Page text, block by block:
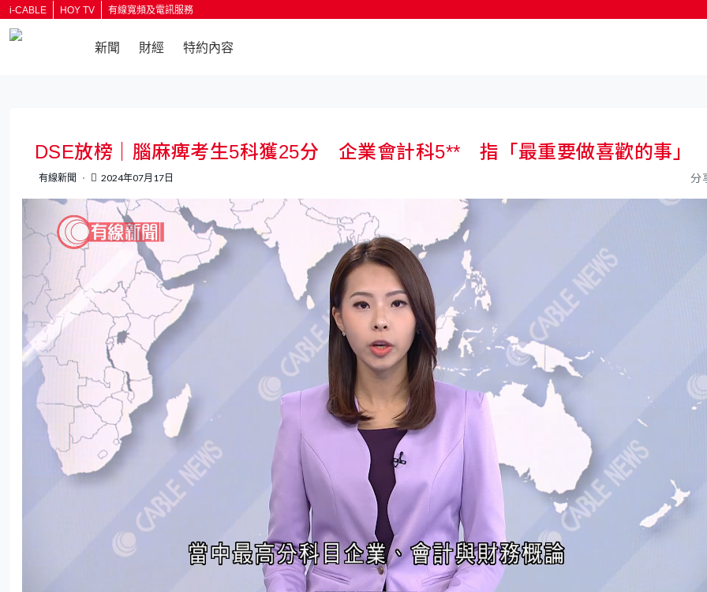
i-CABLE HOY TV 有線寬頻及電訊服務
新聞 財經 特約內容
DSE放榜｜腦麻痺考生5科獲25分 企業會計科5** 指「最重要做喜歡的事」
有線新聞 2024年07月17日 分